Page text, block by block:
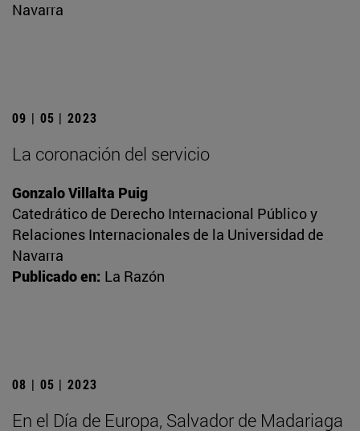
Navarra
09 | 05 | 2023
La coronación del servicio
Gonzalo Villalta Puig
Catedrático de Derecho Internacional Público y
Relaciones Internacionales de la Universidad de
Navarra
Publicado en: La Razón
08 | 05 | 2023
En el Día de Europa, Salvador de Madariaga